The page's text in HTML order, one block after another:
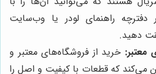
دفترچه راهنمای لودر یا وب‌سایت
دهید.
معتبر: خرید از فروشگاه‌های معتبر و
می‌کند که قطعات با کیفیت و اصل را